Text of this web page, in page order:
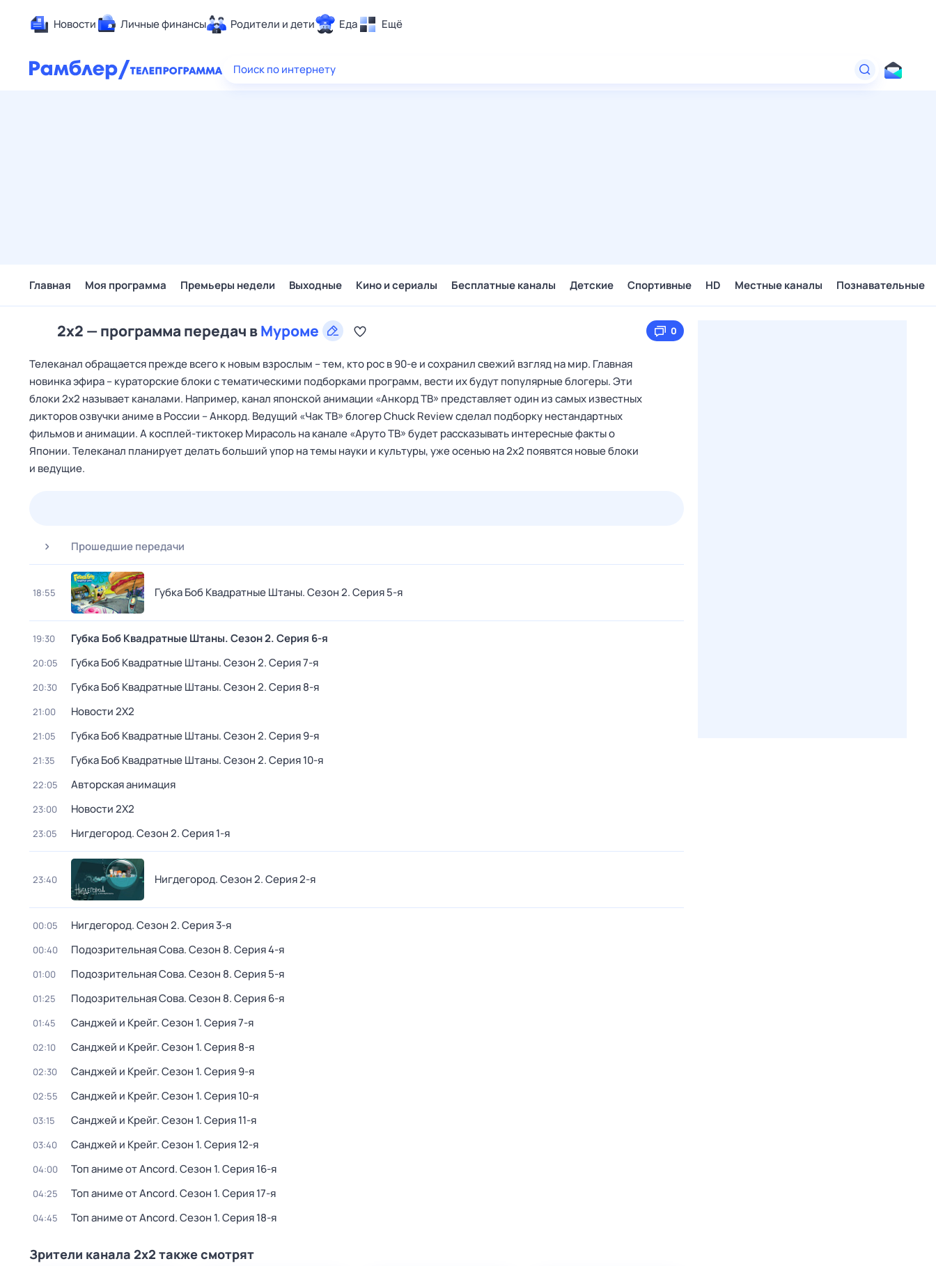
Новости Личные финансы Родители и дети Еда Ещё
Здоровье
Поиск по интернету
Главная Моя программа Премьеры недели Выходные Кино и сериалы Бесплатные каналы Детские Спортивные HD Местные каналы Познавательные
2x2 — программа передач вМуроме 0
Телеканал обращается прежде всего к новым взрослым – тем, кто рос в 90-е и сохранил свежий взгляд на мир. Главная
новинка эфира – кураторские блоки с тематическими подборками программ, вести их будут популярные блогеры. Эти
блоки 2х2 называет каналами. Например, канал японской анимации «Анкорд ТВ» представляет один из самых известных
дикторов озвучки аниме в России – Анкорд. Ведущий «Чак ТВ» блогер Chuck Review сделал подборку нестандартных
фильмов и анимации. А косплей-тиктокер Мирасоль на канале «Аруто ТВ» будет рассказывать интересные факты о
Японии. Телеканал планирует делать больший упор на темы науки и культуры, уже осенью на 2х2 появятся новые блоки
и ведущие.
Прошедшие передачи
18:55 Губка Боб Квадратные Штаны. Сезон 2. Серия 5-я
19:30 Губка Боб Квадратные Штаны. Сезон 2. Серия 6-я
20:05 Губка Боб Квадратные Штаны. Сезон 2. Серия 7-я
20:30 Губка Боб Квадратные Штаны. Сезон 2. Серия 8-я
21:00 Новости 2Х2
21:05 Губка Боб Квадратные Штаны. Сезон 2. Серия 9-я
21:35 Губка Боб Квадратные Штаны. Сезон 2. Серия 10-я
22:05 Авторская анимация
23:00 Новости 2Х2
23:05 Нигдегород. Сезон 2. Серия 1-я
23:40 Нигдегород. Сезон 2. Серия 2-я
00:05 Нигдегород. Сезон 2. Серия 3-я
00:40 Подозрительная Сова. Сезон 8. Серия 4-я
01:00 Подозрительная Сова. Сезон 8. Серия 5-я
01:25 Подозрительная Сова. Сезон 8. Серия 6-я
01:45 Санджей и Крейг. Сезон 1. Серия 7-я
02:10 Санджей и Крейг. Сезон 1. Серия 8-я
02:30 Санджей и Крейг. Сезон 1. Серия 9-я
02:55 Санджей и Крейг. Сезон 1. Серия 10-я
03:15 Санджей и Крейг. Сезон 1. Серия 11-я
03:40 Санджей и Крейг. Сезон 1. Серия 12-я
04:00 Топ аниме от Ancord. Сезон 1. Серия 16-я
04:25 Топ аниме от Ancord. Сезон 1. Серия 17-я
04:45 Топ аниме от Ancord. Сезон 1. Серия 18-я
Зрители канала 2x2 также смотрят